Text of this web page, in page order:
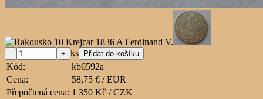
ks
Kód:
kb6592a
Cena:
58,75 € / EUR
Přepočtená cena: 1 350 Kč / CZK